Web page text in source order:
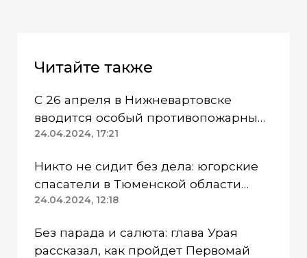
Читайте также
С 26 апреля в Нижневартовске
вводится особый противопожарный
режим
24.04.2024, 17:21
Никто не сидит без дела: югорские
спасатели в Тюменской области
работают в две смены
24.04.2024, 12:18
Без парада и салюта: глава Урая
рассказал, как пройдет Первомай